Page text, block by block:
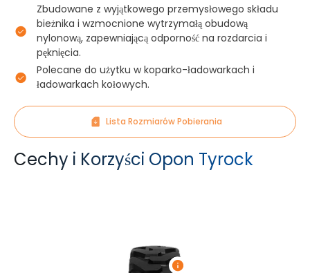
Zbudowane z wyjątkowego przemysłowego składu
bieżnika i wzmocnione wytrzymałą obudową
nylonową, zapewniającą odporność na rozdarcia i
pęknięcia.
Polecane do użytku w koparko-ładowarkach i
ładowarkach kołowych.
Lista Rozmiarów Pobierania
Cechy i Korzyści Opon Tyrock